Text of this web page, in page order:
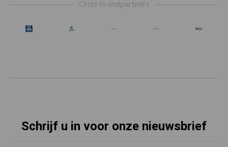
Onze brandpartners
Schrijf u in voor onze nieuwsbrief